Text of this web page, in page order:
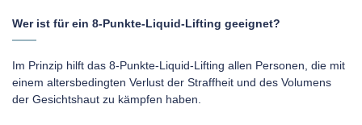
Wer ist für ein 8-Punkte-Liquid-Lifting geeignet?
Im Prinzip hilft das 8-Punkte-Liquid-Lifting allen Personen, die mit
einem altersbedingten Verlust der Straffheit und des Volumens
der Gesichtshaut zu kämpfen haben.